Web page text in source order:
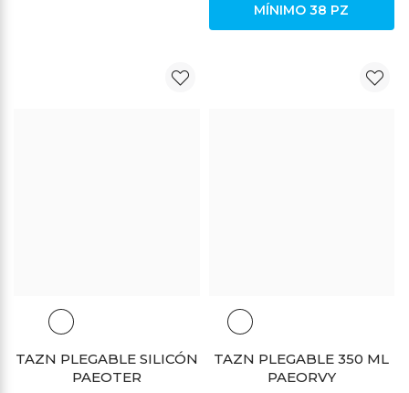
MÍNIMO 38 PZ
TAZN PLEGABLE SILICÓN
PAEOTER
TAZN PLEGABLE 350 ML
PAEORVY